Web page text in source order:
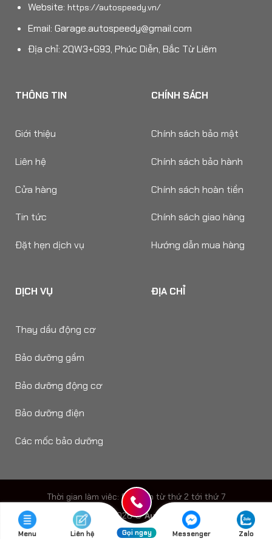
Website: https://autospeedy.vn/
Email: Garage.autospeedy@gmail.com
Địa chỉ: 2QW3+G93, Phúc Diễn, Bắc Từ Liêm
THÔNG TIN
Giới thiệu
Liên hệ
Cửa hàng
Tin tức
Đặt hẹn dịch vụ
CHÍNH SÁCH
Chính sách bảo mật
Chính sách bảo hành
Chính sách hoàn tiền
Chính sách giao hàng
Hướng dẫn mua hàng
DỊCH VỤ
Thay dầu động cơ
Bảo dưỡng gầm
Bảo dưỡng động cơ
Bảo dưỡng điện
Các mốc bảo dưỡng
ĐỊA CHỈ
Thời gian làm viêc: 8h - 18h từ thứ 2 tới thứ 7
Copyright 2026 ©Auto Speedy
Menu Liên hệ Gọi ngay Messenger Zalo